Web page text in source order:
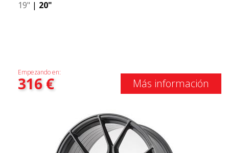
19" | 20"
Empezando en:
316€ Más información